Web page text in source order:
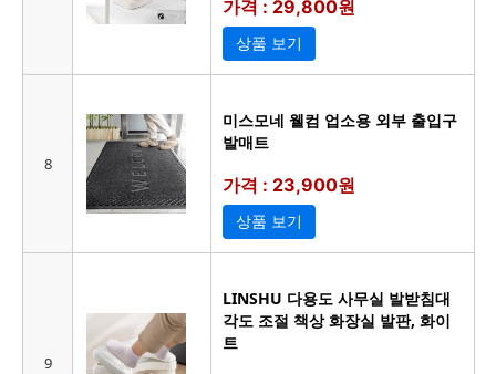
가격 : 29,800원
상품 보기
8
미스모네 웰컴 업소용 외부 출입구
발매트
가격 : 23,900원
상품 보기
9
LINSHU 다용도 사무실 발받침대
각도 조절 책상 화장실 발판, 화이
트